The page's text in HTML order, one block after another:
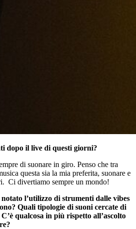
dopo il live di questi giorni?
di suonare in giro. Penso che tra
questa sia la mia preferita, suonare e
Ci divertiamo sempre un mondo!
l’utilizzo di strumenti dalle vibes
Quali tipologie di suoni cercate di
qualcosa in più rispetto all’ascolto